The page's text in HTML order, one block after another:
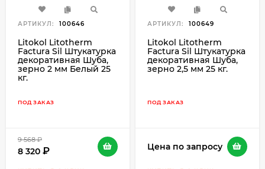
АРТИКУЛ: 100646
Litokol Litotherm
Factura Sil Штукатурка
декоративная Шуба,
зерно 2 мм Белый 25
кг.
ПОД ЗАКАЗ
9 568
8 320
АРТИКУЛ: 100649
Litokol Litotherm
Factura Sil Штукатурка
декоративная Шуба,
зерно 2,5 мм 25 кг.
ПОД ЗАКАЗ
Цена по запросу